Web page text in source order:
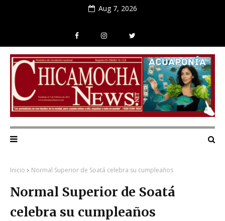
Aug 7, 2026
Inicio Normal Superior de Soatá celebra su cumpleaños
Normal Superior de Soatá
celebra su cumpleaños